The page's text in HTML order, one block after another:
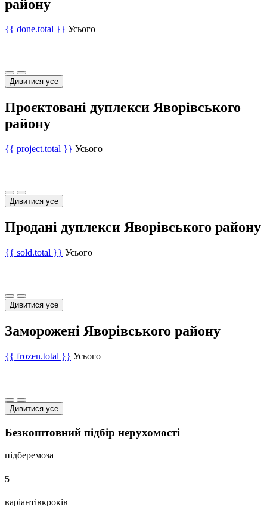
району
{{ done.total }} Усього
Дивитися усе
Проєктовані дуплекси Яворівського
району
{{ project.total }} Усього
Дивитися усе
Продані дуплекси Яворівського району
{{ sold.total }} Усього
Дивитися усе
Заморожені Яворівського району
{{ frozen.total }} Усього
Дивитися усе
Безкоштовний підбір нерухомості
підберемоза
5
варіантівкроків